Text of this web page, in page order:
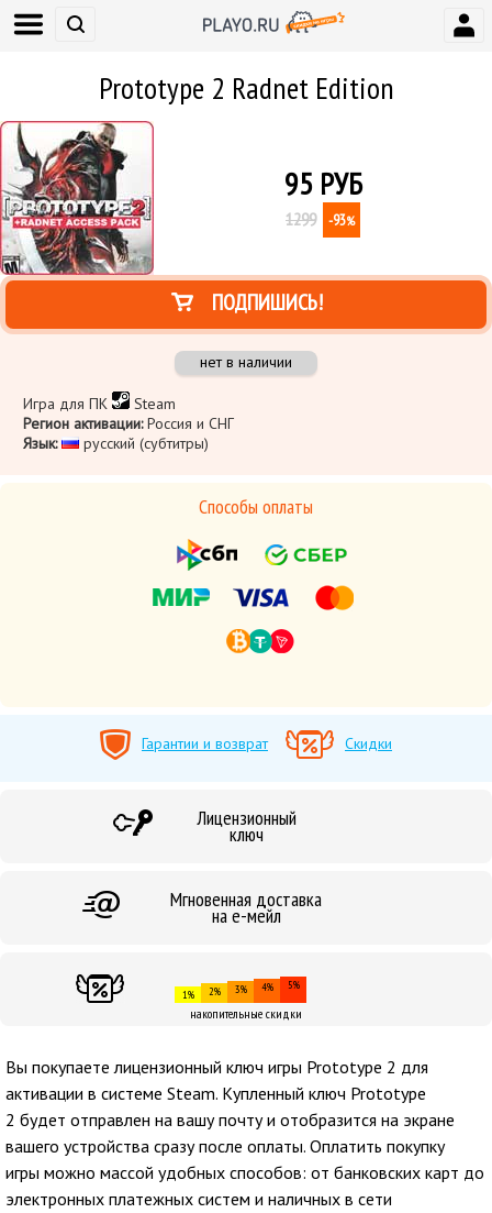
Prototype 2 Radnet Edition
95РУБ
1299 -93%
ПОДПИШИСЬ!
нет в наличии
Игра для ПК
Steam
Регион активации:Россия и СНГ
Язык:
русский (субтитры)
Способы оплаты
Гарантии и возврат Скидки
Лицензионный
ключ
Мгновенная доставка
на е-мейл
1% 2% 3% 4% 5%
накопительные скидки
Вы покупаете лицензионный ключ игры Prototype 2 для
активации в системе Steam. Купленный ключ Prototype
2 будет отправлен на вашу почту и отобразится на экране
вашего устройства сразу после оплаты. Оплатить покупку
игры можно массой удобных способов: от банковских карт до
электронных платежных систем и наличных в сети